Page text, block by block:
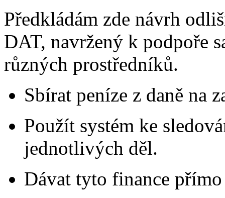
Předkládám zde návrh
DAT, navržený k podpoře
různých prostředníků.
Sbírat peníze z daně na
Použít systém ke
jednotlivých děl.
Dávat tyto finance